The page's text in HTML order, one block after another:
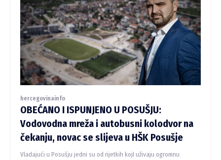
hercegovinainfo
OBEĆANO I ISPUNJENO U POSUŠJU:
Vodovodna mreža i autobusni kolodvor na
čekanju, novac se slijeva u HŠK Posušje
Vladajući u Posušju jedni su od rijetkih kojI uživaju ogromnu